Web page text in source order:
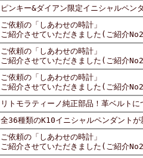
ピンキー&ダイアン限定イニシャルペン
ご依頼の「しあわせの時計」
ご紹介させていただきました(ご紹介
ご依頼の「しあわせの時計」
ご紹介させていただきました(ご紹介
ご依頼の「しあわせの時計」
ご紹介させていただきました(ご紹介
リトモラティーノ純正部品！革ベルト
全36種類のK10イニシャルペンダント
ご依頼の「しあわせの時計」
ご紹介させていただきました(ご紹介